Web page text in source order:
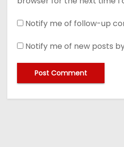
Notify me of follow-up
Notify me of new posts